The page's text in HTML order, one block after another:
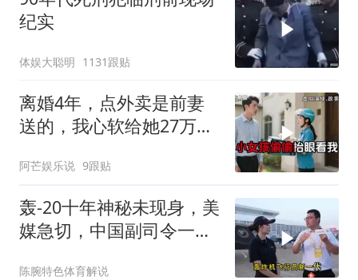
纪实
体娱大聪明 1131跟贴
离婚4年，点外卖是前妻
送的，我心软给她27万，
阿芒娱乐说 9跟贴
轰-20十年神秘未现身，美
媒急切，中国副司令一句
陈腕特色体育解说